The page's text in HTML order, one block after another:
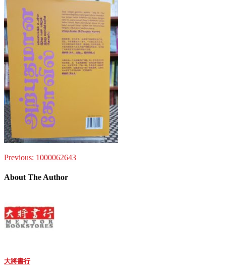
Previous: 1000062643
About The Author
大將書行